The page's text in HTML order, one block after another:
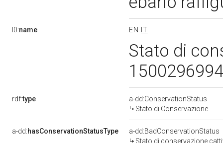
l0:name EN IT
Stato di
rdf:type
a-dd:ConservationStatus
Stato di Conservazione
a-dd:hasConservationStatusType
a-dd:BadConservationStatus
Stato di conservazione